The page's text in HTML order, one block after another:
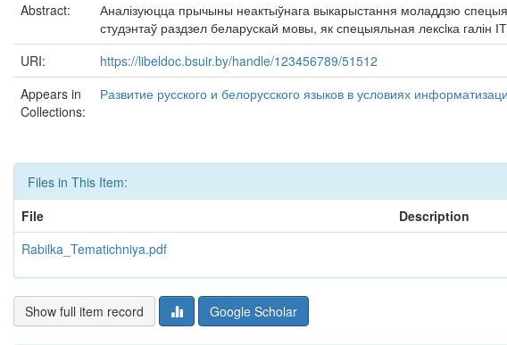
Abstract:
Аналізуюцца прычыны неактыўнага выкарыстання моладдзю
студэнтаў раздзел беларускай мовы, як спецыяльная лексiка галін
URI:
https://libeldoc.bsuir.by/handle/123456789/51512
Appears in
Collections:
Развитие русского и белорусского языков в условиях
Files in This Item:
File
Description
Rabilka_Tematichniya.pdf
Show full item record Google Scholar